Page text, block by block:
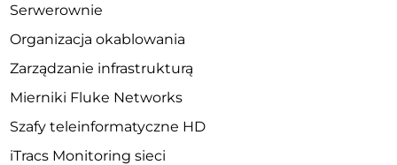
Serwerownie
Organizacja okablowania
Zarządzanie infrastrukturą
Mierniki Fluke Networks
Szafy teleinformatyczne HD
iTracs Monitoring sieci